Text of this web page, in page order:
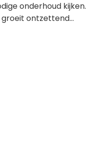
onderhoud kijken.
groeit ontzettend…